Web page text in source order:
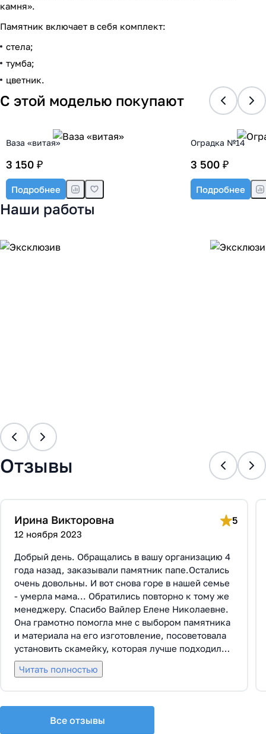
камня».
Памятник включает в себя комплект:
стела;
тумба;
цветник.
С этой моделью покупают
Ваза «витая»
3 150 ₽
Подробнее
Оградка №14
3 500 ₽
Подробнее
Наши работы
Отзывы
Ирина Викторовна 5
12 ноября 2023
Добрый день. Обращались в вашу организацию 4
года назад, заказывали памятник папе.Остались
очень довольны. И вот снова горе в нашей семье
- умерла мама... Обратились повторно к тому же
менеджеру. Спасибо Вайлер Елене Николаевне.
Она грамотно помогла мне с выбором памятника
и материала на его изготовление, посоветовала
установить скамейку, которая лучше подходила
по общему дизайну. Вышли на улицу, посмотрели
представленные варианты, я определилась с
все этапы которого были выполнены вовремя и
Читать полностью
Все отзывы